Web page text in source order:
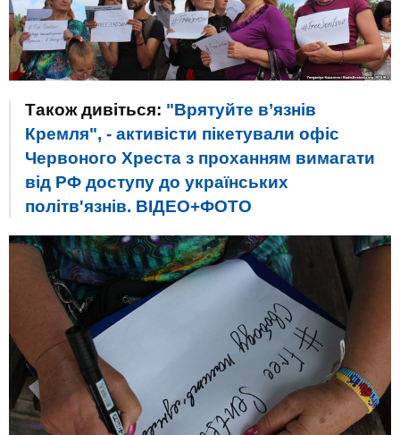
Також дивіться: "Врятуйте в’язнів
Кремля", - активісти пікетували офіс
Червоного Хреста з проханням вимагати
від РФ доступу до українських
політв'язнів. ВІДЕО+ФОТО